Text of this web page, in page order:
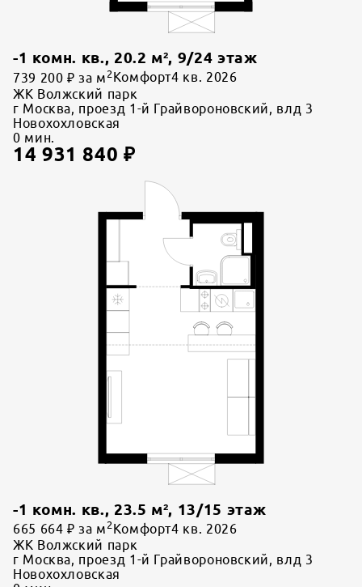
-1 комн. кв., 20.2 м², 9/24 этаж
739 200 ₽ за м 2 Комфорт4 кв. 2026
ЖК Волжский парк
г Москва, проезд 1-й Грайвороновский, влд 3
Новохохловская
0 мин.
14 931 840 ₽
-1 комн. кв., 23.5 м², 13/15 этаж
665 664 ₽ за м 2 Комфорт4 кв. 2026
ЖК Волжский парк
г Москва, проезд 1-й Грайвороновский, влд 3
Новохохловская